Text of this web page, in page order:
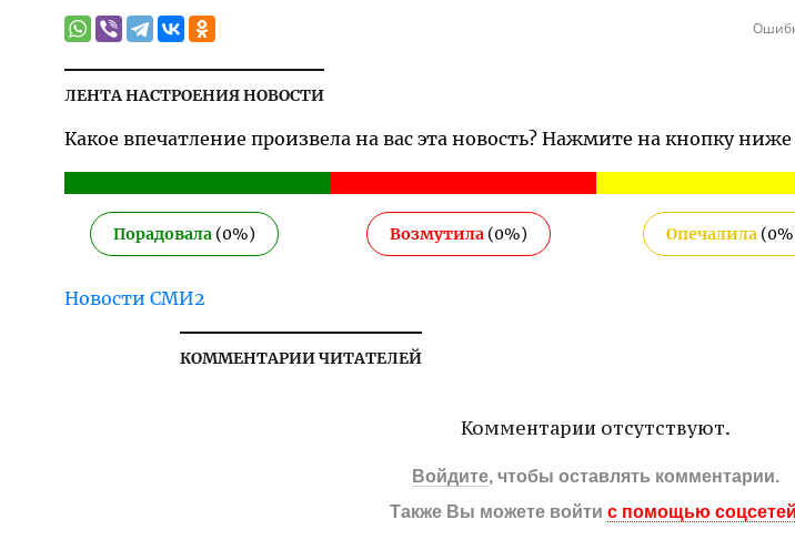
ЛЕНТА НАСТРОЕНИЯ НОВОСТИ
Какое впечатление произвела на вас эта новость? Нажмите на кнопку
Порадовала (0%) Возмутила (0%) Опечалила(0
Новости СМИ2
КОММЕНТАРИИ ЧИТАТЕЛЕЙ
Комментарии отсутствуют.
Войдите, чтобы оставлять комментарии.
Также Вы можете войти с помощью соцсетей